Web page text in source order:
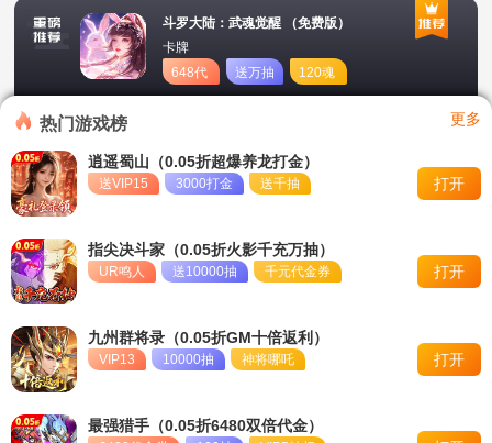
单日大额福利
转游活动
永久累充活动
永久单日累充活动
斗罗大陆：武魂觉醒 （免费版）
卡牌
648代
币
送万抽
120魂
币
热门游戏榜 更多
逍遥蜀山（0.05折超爆养龙打金）
送VIP15 3000打金 送千抽 打开
指尖决斗家（0.05折火影千充万抽）
UR鸣人 送10000抽 千元代金券 打开
九州群将录（0.05折GM十倍返利）
VIP13 10000抽 神将哪吒 打开
最强猎手（0.05折6480双倍代金）